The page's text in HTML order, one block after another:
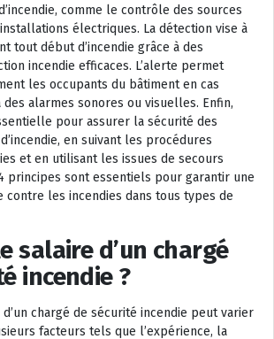
comme le contrôle des sources
électriques. La détection vise à
tout début d’incendie grâce à des
incendie efficaces. L’alerte permet
les occupants du bâtiment en cas
des alarmes sonores ou visuelles. Enfin,
pour assurer la sécurité des
en suivant les procédures
et en utilisant les issues de secours
principes sont essentiels pour garantir une
contre les incendies dans tous types de
salaire d’un chargé
incendie ?
chargé de sécurité incendie peut varier
facteurs tels que l’expérience, la